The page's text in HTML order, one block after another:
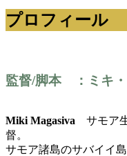
プロフィール
監督/脚本 ：ミキ
Miki Magasiva サモア
督。
サモア諸島のサバイイ